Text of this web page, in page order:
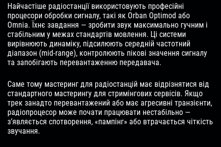
Найчастіше радіостанції використовують професійні
процесори обробки сигналу, такі як Orban Optimod або
Omnia. Їхнє завдання — зробити звук максимально гучним і
стабільним у межах стандартів мовлення. Ці системи
вирівнюють динаміку, підсилюють середній частотний
діапазон (mid-range), контролюють пікові значення сигналу
та запобігають перевантаженню передавача.
Саме тому мастеринг для радіостанцій має відрізнятися від
стандартного мастерингу для стримінгових сервісів. Якщо
трек занадто перевантажений або має агресивні транзієнти,
радіопроцесор може почати працювати нестабільно —
з’являється спотворення, «пампінг» або втрачається чіткість
звучання.